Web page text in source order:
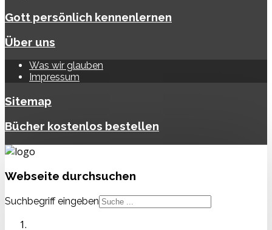
Gott persönlich kennenlernen
Über uns
Was wir glauben
Impressum
Sitemap
Bücher kostenlos bestellen
Webseite durchsuchen
Suchbegriff eingeben